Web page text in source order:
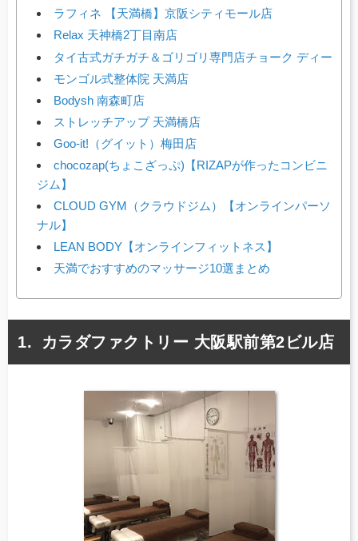
ラフィネ 【天満橋】京阪シティモール店
Relax 天神橋2丁目南店
タイ古式ガチガチ＆ゴリゴリ専門店チョーク ディー
モンゴル式整体院 天満店
Bodysh 南森町店
ストレッチアップ 天満橋店
Goo-it!（グイット）梅田店
chocozap(ちょこざっぷ)【RIZAPが作ったコンビニ
ジム】
CLOUD GYM（クラウドジム）【オンラインパーソ
ナル】
LEAN BODY【オンラインフィットネス】
天満でおすすめのマッサージ10選まとめ
カラダファクトリー 大阪駅前第2ビル店